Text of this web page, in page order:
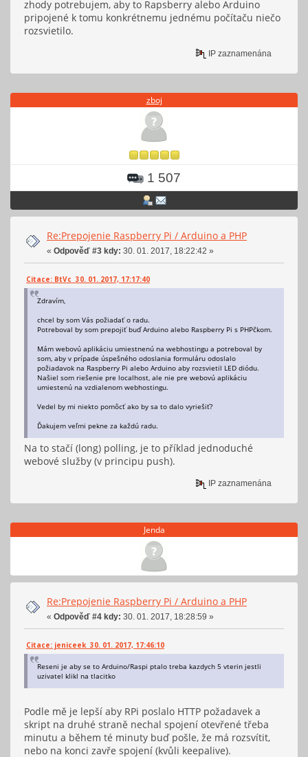
zhody potrebujem, aby to Rapsberry alebo Arduino
pripojené k tomu konkrétnemu jednému počítaču niečo
rozsvietilo.
IP zaznamenána
zboj
1 507
Re:Prepojenie Raspberry Pi / Arduino a PHP
« Odpověď #3 kdy: 30. 01. 2017, 18:22:42 »
Citace: BtVc 30. 01. 2017, 17:17:40
Zdravím,
chcel by som Vás požiadať o radu.
Potreboval by som prepojiť buď Arduino alebo Raspberry Pi s PHPčkom.
Mám webovú aplikáciu umiestnenú na webhostingu a potreboval by
som, aby v prípade úspešného odoslania formuláru odoslalo
požiadavok na Raspberry Pi alebo Arduino aby rozsvietil LED diódu.
Našiel som riešenie pre localhost, ale nie pre webovú aplikáciu
umiestenú na vzdialenom webhostingu.
Vedel by mi niekto pomôcť ako by sa to dalo vyriešiť?
Ďakujem veľmi pekne za každú radu.
Na to stačí (long) polling, je to příklad jednoduché
webové služby (v principu push).
IP zaznamenána
Jenda
Re:Prepojenie Raspberry Pi / Arduino a PHP
« Odpověď #4 kdy: 30. 01. 2017, 18:28:59 »
Citace: jeniceek 30. 01. 2017, 17:46:10
Reseni je aby se to Arduino/Raspi ptalo treba kazdych 5 vterin jestli
uzivatel klikl na tlacitko
Podle mě je lepší aby RPi poslalo HTTP požadavek a
skript na druhé straně nechal spojení otevřené třeba
minutu a během té minuty buď pošle, že má rozsvítit,
nebo na konci zavře spojení (kvůli keepalive).